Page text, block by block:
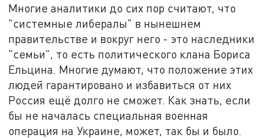
Многие аналитики до сих пор считают, что
"системные либералы" в нынешнем
правительстве и вокруг него - это наследники
"семьи", то есть политического клана Бориса
Ельцина. Многие думают, что положение этих
людей гарантировано и избавиться от них
Россия ещё долго не сможет. Как знать, если
бы не началась специальная военная
операция на Украине, может, так бы и было.